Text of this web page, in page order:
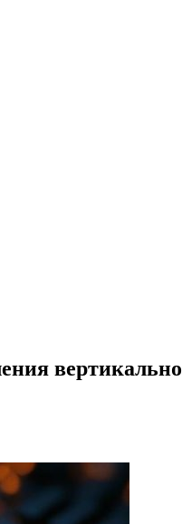
вертикально